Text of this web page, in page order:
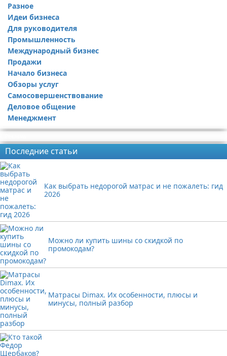
Разное
Идеи бизнеса
Для руководителя
Промышленность
Международный бизнес
Продажи
Начало бизнеса
Обзоры услуг
Самосовершенствование
Деловое общение
Менеджмент
Последние статьи
Как выбрать недорогой матрас и не пожалеть: гид
2026
Можно ли купить шины со скидкой по
промокодам?
Матрасы Dimax. Их особенности, плюсы и
минусы, полный разбор